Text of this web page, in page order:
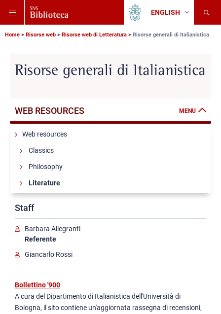
main
navigation
main
content
main
search
Back
Scuola
ENGLISH
Change
Breadcrumb
Home Risorse web Risorse web di Letteratura Risorse generali di Italianistica
Risorse generali di Italianistica
WEB RESOURCES MENU
Web resources
Classics
Philosophy
Literature
Criticism and theory of literature
Comparative literature
Literary archives
Linguistics and History of language
History of art
Staff
Barbara Allegranti
Referente
Giancarlo Rossi
Bollettino '900
A cura del Dipartimento di Italianistica dell'Università di
Bologna, il sito contiene un'aggiornata rassegna di recensioni,